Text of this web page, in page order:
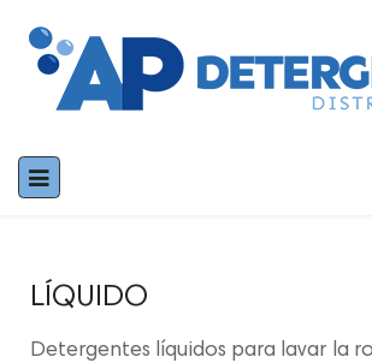
Navegación
de
☰
LÍQUIDO
Detergentes líquidos para lavar la